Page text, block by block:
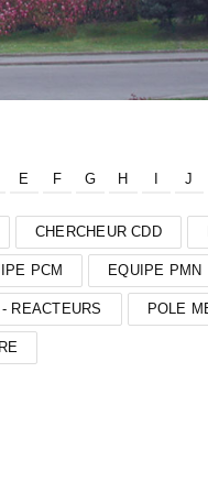
E F G H J
CHERCHEUR CDD
PCM EQUIPE PMN
REACTEURS POLE